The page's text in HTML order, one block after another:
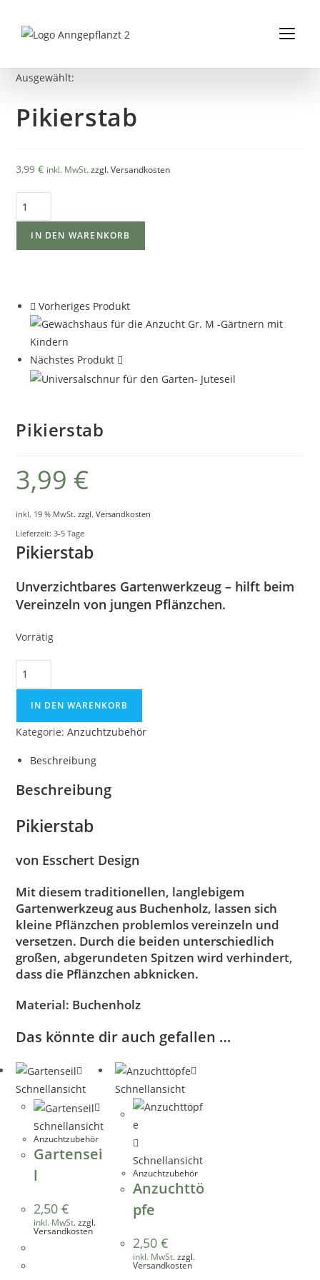
Ausgewählt:
Pikierstab
3,99€ inkl. MwSt.zzgl. Versandkosten
IN DEN WARENKORB
Vorheriges Produkt
Nächstes Produkt
Pikierstab
3,99 €
inkl. 19 % MwSt. zzgl. Versandkosten
Lieferzeit: 3-5 Tage
Pikierstab
Unverzichtbares Gartenwerkzeug – hilft beim
Vereinzeln von jungen Pflänzchen.
Vorrätig
IN DEN WARENKORB
Kategorie:Anzuchtzubehör
Beschreibung
Beschreibung
Pikierstab
von Esschert Design
Mit diesem traditionellen, langlebigem
Gartenwerkzeug aus Buchenholz, lassen sich
kleine Pflänzchen problemlos vereinzeln und
versetzen. Durch die beiden unterschiedlich
großen, abgerundeten Spitzen wird verhindert,
dass die Pflänzchen abknicken.
Material: Buchenholz
Das könnte dir auch gefallen …
Schnellansicht
Schnellansicht
Anzuchtzubehör
Gartensei
l
2,50€
inkl. MwSt.zzgl.
Versandkosten
Schnellansicht
Schnellansicht
Anzuchtzubehör
Anzuchttö
pfe
2,50 €
inkl. MwSt.zzgl.
Versandkosten